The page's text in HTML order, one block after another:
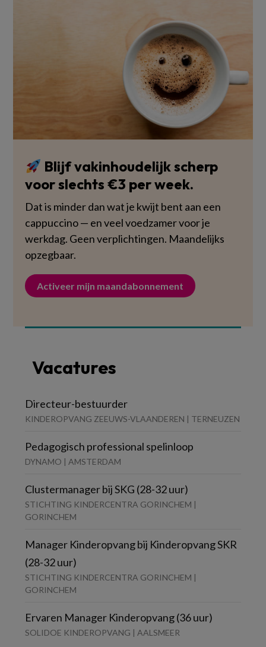
Blijf vakinhoudelijk scherp
voor slechts €3 per week.
Dat is minder dan wat je kwijt bent aan een
cappuccino — en veel voedzamer voor je
werkdag. Geen verplichtingen. Maandelijks
opzegbaar.
Activeer mijn maandabonnement
Vacatures
Directeur-bestuurder
KINDEROPVANG ZEEUWS-VLAANDEREN | TERNEUZEN
Pedagogisch professional spelinloop
DYNAMO | AMSTERDAM
Clustermanager bij SKG (28-32 uur)
STICHTING KINDERCENTRA GORINCHEM |
GORINCHEM
Manager Kinderopvang bij Kinderopvang SKR
(28-32 uur)
STICHTING KINDERCENTRA GORINCHEM |
GORINCHEM
Ervaren Manager Kinderopvang (36 uur)
SOLIDOE KINDEROPVANG | AALSMEER